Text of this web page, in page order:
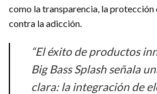
como la transparencia, la protección
contra la adicción.
“El éxito de productos
Big Bass Splash señala
clara: la integración de